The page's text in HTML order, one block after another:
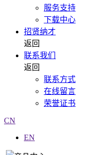
服务支持
下载中心
招贤纳才
返回
联系我们
返回
联系方式
在线留言
荣誉证书
CN
EN